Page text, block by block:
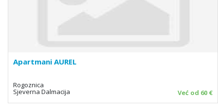
Apartmani AUREL
Rogoznica
Sjeverna Dalmacija Već od 60 €